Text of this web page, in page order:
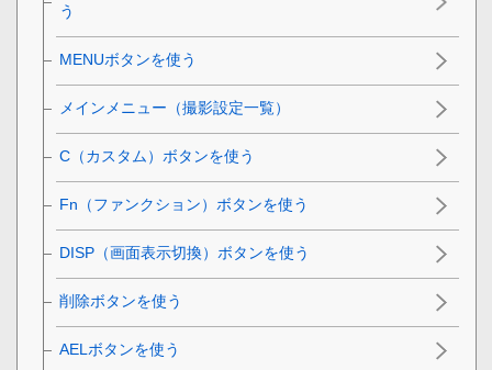
う
MENUボタンを使う
メインメニュー（撮影設定一覧）
C（カスタム）ボタンを使う
Fn （ファンクション）ボタンを使う
DISP（画面表示切換）ボタンを使う
削除ボタンを使う
AELボタンを使う